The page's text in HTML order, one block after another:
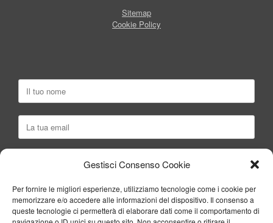
Gestisci Consenso Cookie
Per fornire le migliori esperienze, utilizziamo tecnologie come i cookie per
memorizzare e/o accedere alle informazioni del dispositivo. Il consenso a
queste tecnologie ci permetterà di elaborare dati come il comportamento di
Sitemap
Cookie Policy